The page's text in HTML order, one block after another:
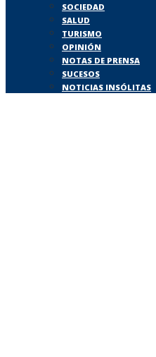
SOCIEDAD
SALUD
TURISMO
OPINIÓN
NOTAS DE PRENSA
SUCESOS
NOTICIAS INSÓLITAS